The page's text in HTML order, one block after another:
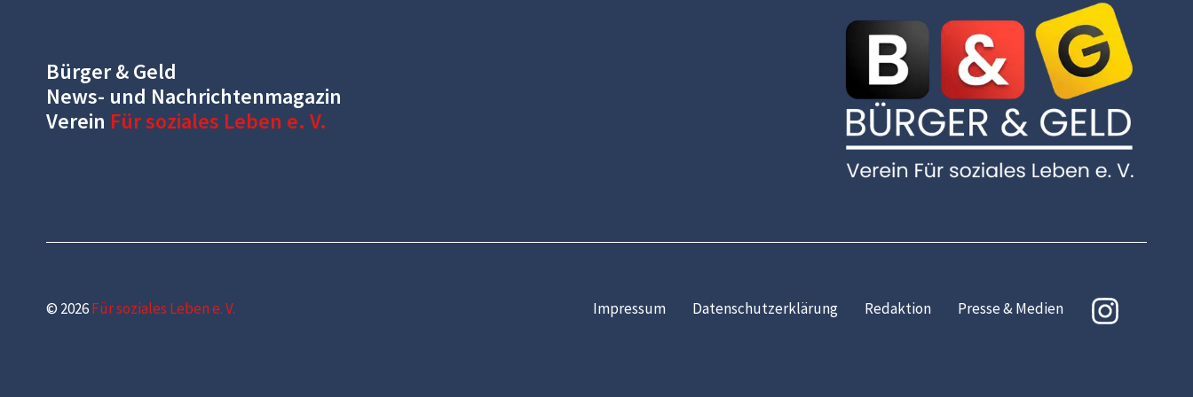
Bürger & Geld
News- und Nachrichtenmagazin
Verein Für soziales Leben e. V.
© 2026Für soziales Leben e. V. Impressum Datenschutzerklärung Redaktion Presse & Medien